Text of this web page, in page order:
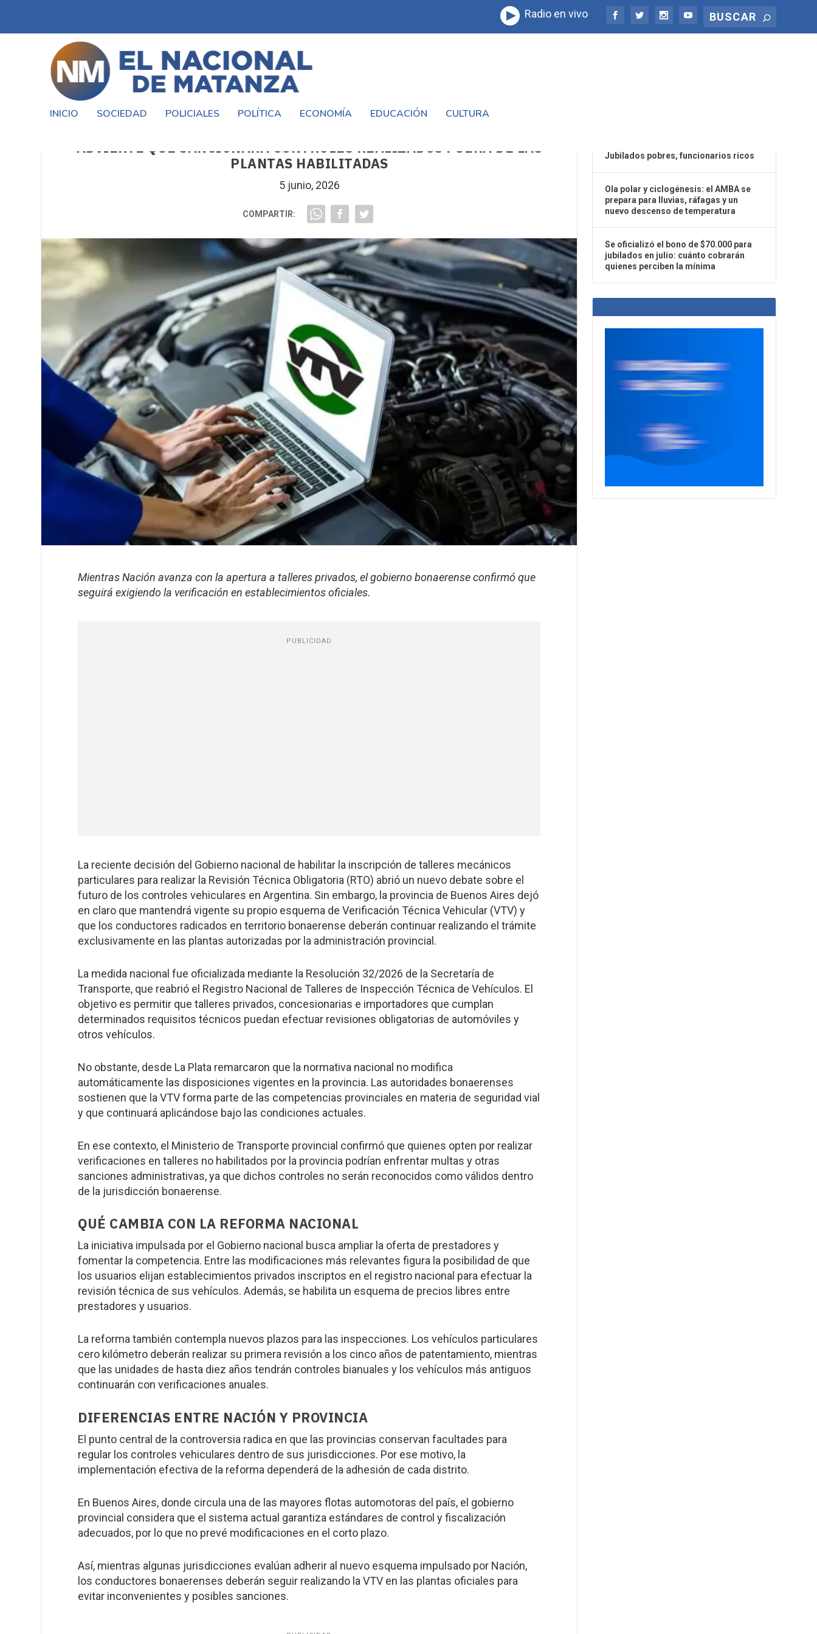
Radio en vivo
INICIO SOCIEDAD POLICIALES POLÍTICA ECONOMÍA EDUCACIÓN CULTURA
ADVIERTE QUE SANCIONARÁ CONTROLES REALIZADOS FUERA DE LAS
PLANTAS HABILITADAS
5 junio, 2026
COMPARTIR:
Mientras Nación avanza con la apertura a talleres privados, el gobierno bonaerense confirmó que
seguirá exigiendo la verificación en establecimientos oficiales.
PUBLICIDAD
La reciente decisión del Gobierno nacional de habilitar la inscripción de talleres mecánicos
particulares para realizar la Revisión Técnica Obligatoria (RTO) abrió un nuevo debate sobre el
futuro de los controles vehiculares en Argentina. Sin embargo, la provincia de Buenos Aires dejó
en claro que mantendrá vigente su propio esquema de Verificación Técnica Vehicular (VTV) y
que los conductores radicados en territorio bonaerense deberán continuar realizando el trámite
exclusivamente en las plantas autorizadas por la administración provincial.
La medida nacional fue oficializada mediante la Resolución 32/2026 de la Secretaría de
Transporte, que reabrió el Registro Nacional de Talleres de Inspección Técnica de Vehículos. El
objetivo es permitir que talleres privados, concesionarias e importadores que cumplan
determinados requisitos técnicos puedan efectuar revisiones obligatorias de automóviles y
otros vehículos.
No obstante, desde La Plata remarcaron que la normativa nacional no modifica
automáticamente las disposiciones vigentes en la provincia. Las autoridades bonaerenses
sostienen que la VTV forma parte de las competencias provinciales en materia de seguridad vial
y que continuará aplicándose bajo las condiciones actuales.
En ese contexto, el Ministerio de Transporte provincial confirmó que quienes opten por realizar
verificaciones en talleres no habilitados por la provincia podrían enfrentar multas y otras
sanciones administrativas, ya que dichos controles no serán reconocidos como válidos dentro
de la jurisdicción bonaerense.
QUÉ CAMBIA CON LA REFORMA NACIONAL
La iniciativa impulsada por el Gobierno nacional busca ampliar la oferta de prestadores y
fomentar la competencia. Entre las modificaciones más relevantes figura la posibilidad de que
los usuarios elijan establecimientos privados inscriptos en el registro nacional para efectuar la
revisión técnica de sus vehículos. Además, se habilita un esquema de precios libres entre
prestadores y usuarios.
La reforma también contempla nuevos plazos para las inspecciones. Los vehículos particulares
cero kilómetro deberán realizar su primera revisión a los cinco años de patentamiento, mientras
que las unidades de hasta diez años tendrán controles bianuales y los vehículos más antiguos
continuarán con verificaciones anuales.
DIFERENCIAS ENTRE NACIÓN Y PROVINCIA
El punto central de la controversia radica en que las provincias conservan facultades para
regular los controles vehiculares dentro de sus jurisdicciones. Por ese motivo, la
implementación efectiva de la reforma dependerá de la adhesión de cada distrito.
En Buenos Aires, donde circula una de las mayores flotas automotoras del país, el gobierno
provincial considera que el sistema actual garantiza estándares de control y fiscalización
adecuados, por lo que no prevé modificaciones en el corto plazo.
Así, mientras algunas jurisdicciones evalúan adherir al nuevo esquema impulsado por Nación,
los conductores bonaerenses deberán seguir realizando la VTV en las plantas oficiales para
evitar inconvenientes y posibles sanciones.
Jubilados pobres, funcionarios ricos
Ola polar y ciclogénesis: el AMBA se
prepara para lluvias, ráfagas y un
nuevo descenso de temperatura
Se oficializó el bono de $70.000 para
jubilados en julio: cuánto cobrarán
quienes perciben la mínima